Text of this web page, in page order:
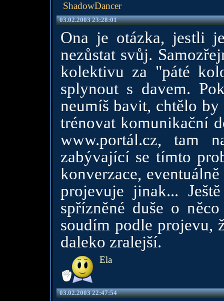
ShadowDancer
03.02.2003 23:28:01
Ona je otázka, jestli
nezůstat svůj.
kolektivu za "páté
splynout s davem.
neumíš bavit, chtělo
trénovat komunikační
www.portál.cz, tam
zabývající se tímto
konverzace,
projevuje jinak...
spřízněné duše o
soudím podle projevu,
daleko zralejší.
Ela
03.02.2003 22:47:54